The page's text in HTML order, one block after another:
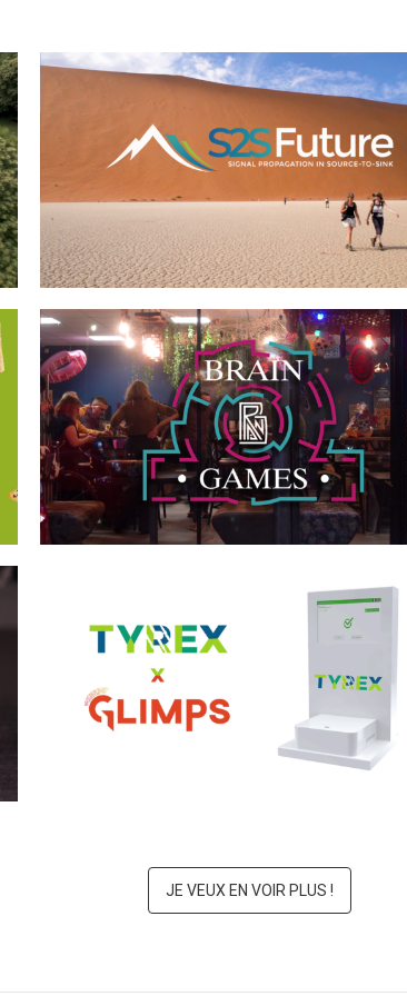
S2S Future
BRAIN GAMES
TYREX x GLIMPS
JE VEUX EN VOIR PLUS !